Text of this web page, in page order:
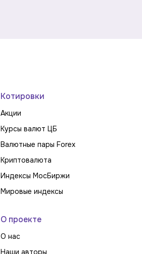
Котировки
Акции
Курсы валют ЦБ
Валютные пары Forex
Криптовалюта
Индексы МосБиржи
Мировые индексы
О проекте
О нас
Наши авторы